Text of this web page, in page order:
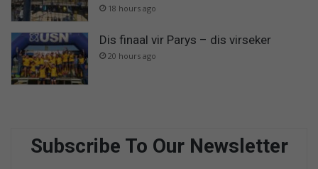
18 hours ago
Dis finaal vir Parys – dis virseker
20 hours ago
Subscribe To Our Newsletter